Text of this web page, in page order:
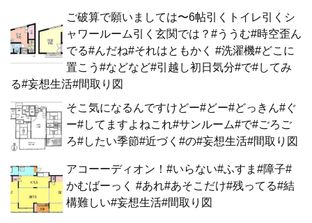
ご破算で願いましては〜6帖引くトイレ引くシ
ャワールーム引く玄関では？#ううむ#時空歪ん
でる#んだね#それはともかく #洗濯機#どこに
置こう#などなど#引越し初日気分#で#してみ
る#妄想生活#間取り図
そこ気になるんですけどー#どー#どっきん#ぐ
ー#してますよねこれ#サンルーム#で#ごろご
ろ#したい季節#近づく#の#妄想生活#間取り図
アコーーディオン！#いらない#ふすま#障子#
かむばーっく #あれ#あそこだけ#残ってる#結
構難しい#妄想生活#間取り図